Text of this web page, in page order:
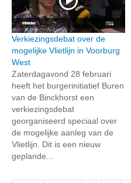
Verkiezingsdebat over de
mogelijke Vlietlijn in Voorburg
West
Zaterdagavond 28 februari
heeft het burgerinitiatief Buren
van de Binckhorst een
verkiezingsdebat
georganiseerd speciaal over
de mogelijke aanleg van de
Vlietlijn. Dit is een nieuw
geplande...